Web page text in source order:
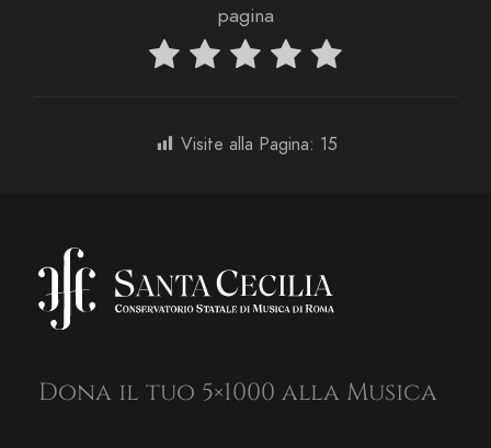
pagina
Visite alla Pagina: 15
Dona il tuo 5×1000 alla Musica